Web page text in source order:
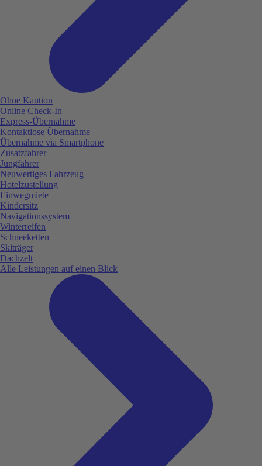
Ohne Kaution
Online Check-In
Express-Übernahme
Kontaktlose Übernahme
Übernahme via Smartphone
Zusatzfahrer
Jungfahrer
Neuwertiges Fahrzeug
Hotelzustellung
Einwegmiete
Kindersitz
Navigationssystem
Winterreifen
Schneeketten
Skiträger
Dachzelt
Alle Leistungen auf einen Blick